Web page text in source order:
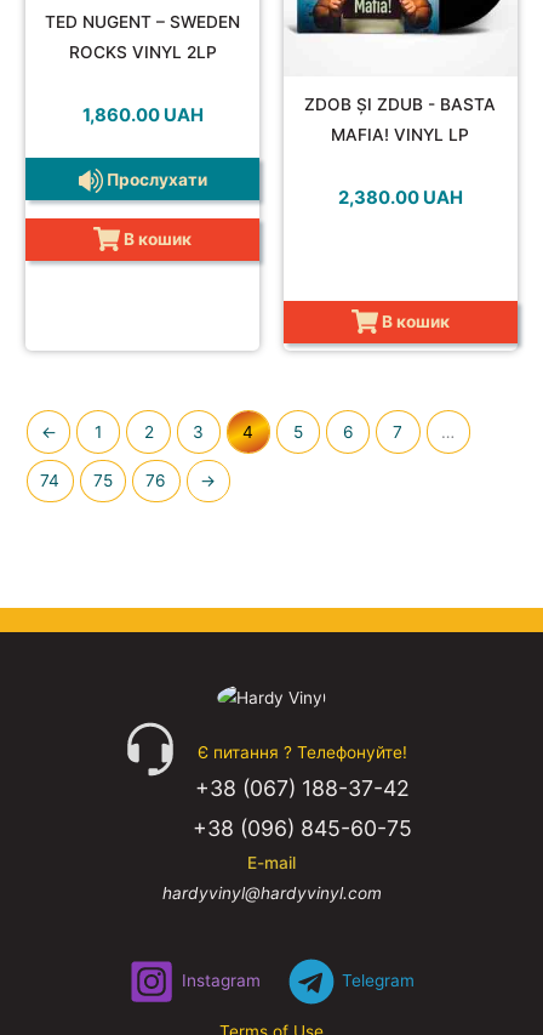
TED NUGENT – SWEDEN
ROCKS VINYL 2LP
1,860.00 UAH
Прослухати
В кошик
ZDOB ȘI ZDUB - BASTA
MAFIA! VINYL LP
2,380.00 UAH
В кошик
← 1 2 3 4 5 6 7 …
74 75 76 →
Є питання ? Телефонуйте!
+38 (067) 188-37-42
+38 (096) 845-60-75
E-mail
hardyvinyl@hardyvinyl.com
Instagram Telegram
Terms of Use